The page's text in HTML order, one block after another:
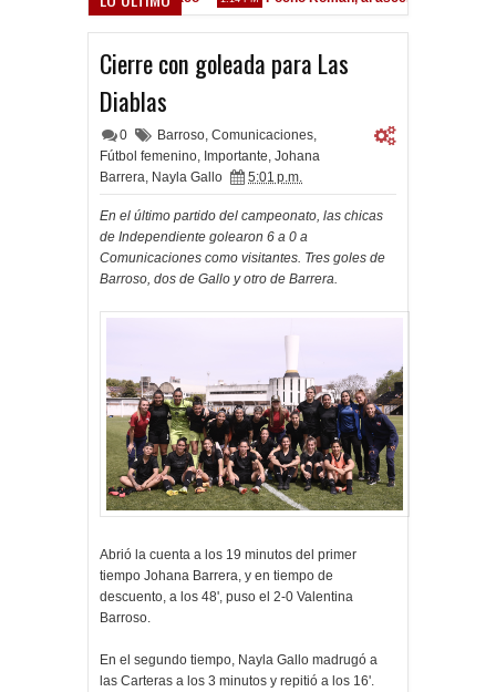
Cierre con goleada para Las
Diablas
0 Barroso, Comunicaciones,
Fútbol femenino, Importante, Johana
Barrera, Nayla Gallo 5:01 p.m.
En el último partido del campeonato, las chicas
de Independiente golearon 6 a 0 a
Comunicaciones como visitantes. Tres goles de
Barroso, dos de Gallo y otro de Barrera.
Abrió la cuenta a los 19 minutos del primer
tiempo Johana Barrera, y en tiempo de
descuento, a los 48', puso el 2-0 Valentina
Barroso.
En el segundo tiempo, Nayla Gallo madrugó a
las Carteras a los 3 minutos y repitió a los 16'.